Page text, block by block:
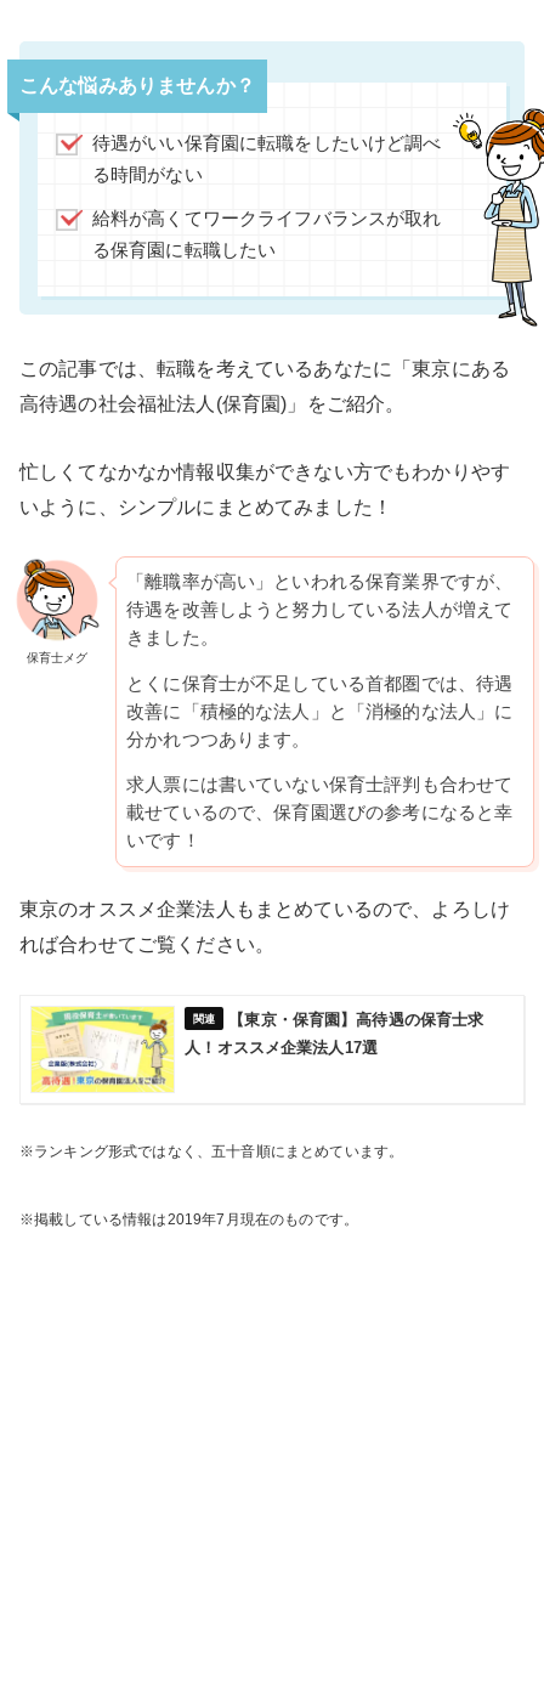
こんな悩みありませんか？
待遇がいい保育園に転職をしたいけど調べ
る時間がない
給料が高くてワークライフバランスが取れ
る保育園に転職したい
この記事では、転職を考えているあなたに「東京にある
高待遇の社会福祉法人(保育園)」をご紹介。
忙しくてなかなか情報収集ができない方でもわかりやす
いように、シンプルにまとめてみました！
保育士メグ
「離職率が高い」といわれる保育業界ですが、
待遇を改善しようと努力している法人が増えて
きました。
とくに保育士が不足している首都圏では、待遇
改善に「積極的な法人」と「消極的な法人」に
分かれつつあります。
求人票には書いていない保育士評判も合わせて
載せているので、保育園選びの参考になると幸
いです！
東京のオススメ企業法人もまとめているので、よろしけ
れば合わせてご覧ください。
【東京・保育園】高待遇の保育士求
人！オススメ企業法人17選
※ランキング形式ではなく、五十音順にまとめています。
※掲載している情報は2019年7月現在のものです。